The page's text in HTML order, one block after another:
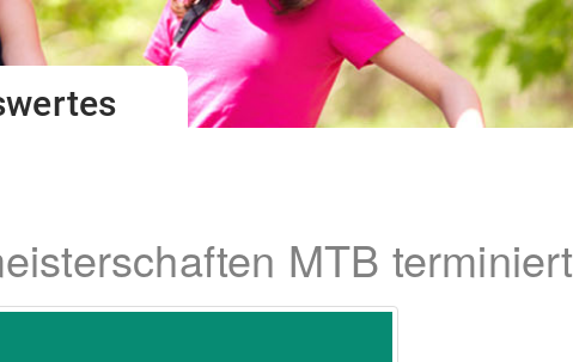
MTB terminiert